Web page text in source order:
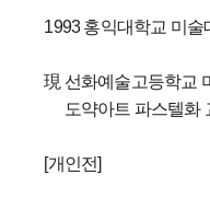
1993 홍익대학교 미술
現 선화예술고등학교
도약아트 파스텔화
[개인전]